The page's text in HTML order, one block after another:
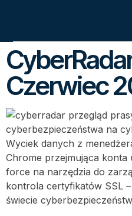
Czerwiec
Wyciek danych z
Chrome przejmująca
force na narzędzia do
kontrola certyfikatów SSL
świecie